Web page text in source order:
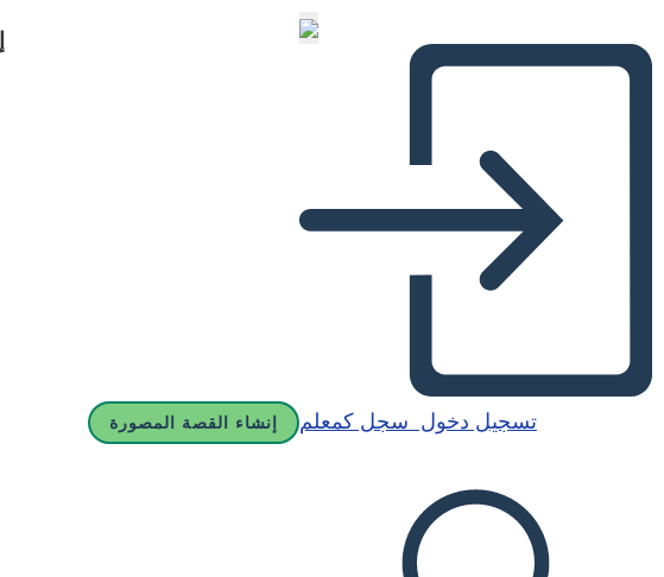
إنشاء القصة المصورة تسجيل دخول سجل كمعلم